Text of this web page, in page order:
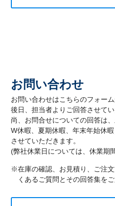
お問い合わせ
お問い合わせはこちらのフォー
後日、担当者よりご回答させてい
尚、お問合せについての回答は
W休暇、夏期休暇、年末年始休
させていただきます。
(弊社休業日については、休業期
※在庫の確認、お見積り、ご注
くあるご質問とその回答集を